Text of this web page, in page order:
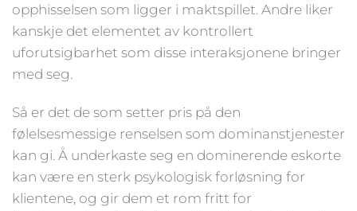
opphisselsen som ligger i maktspillet. Andre liker
kanskje det elementet av kontrollert
uforutsigbarhet som disse interaksjonene bringer
med seg.
Så er det de som setter pris på den
følelsesmessige renselsen som dominanstjenester
kan gi. Å underkaste seg en dominerende eskorte
kan være en sterk psykologisk forløsning for
klientene, og gir dem et rom fritt for